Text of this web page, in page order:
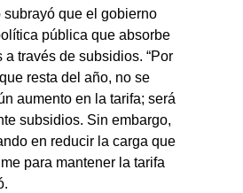
subrayó que el gobierno
pública que absorbe
a través de subsidios. “Por
resta del año, no se
aumento en la tarifa; será
subsidios. Sin embargo,
en reducir la carga que
para mantener la tarifa